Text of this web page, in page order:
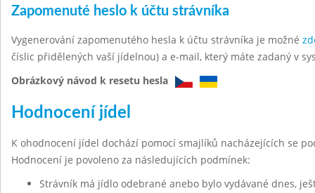
Zapomenuté heslo k účtu strávníka
Vygenerování zapomenutého hesla k účtu strávníka je možné
číslic přidělených vaší jídelnou) a e-mail, který máte zadaný v
Obrázkový návod k resetu hesla
Hodnocení jídel
K ohodnocení jídel dochází pomocí smajlíků nacházejících se
Hodnocení je povoleno za následujících podmínek:
Strávník má jídlo odebrané anebo bylo vydávané dnes,